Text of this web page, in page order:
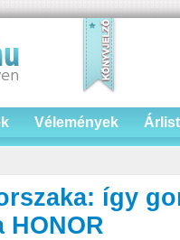
Vélemények
így